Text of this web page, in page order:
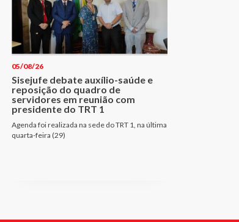
05/08/26
Sisejufe debate auxílio-saúde e
reposição do quadro de
servidores em reunião com
presidente do TRT 1
Agenda foi realizada na sede do TRT 1, na última
quarta-feira (29)